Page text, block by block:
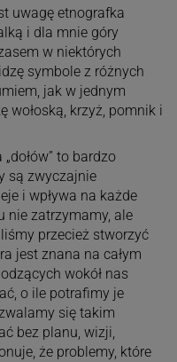
uwagę etnografka
i dla mnie góry
w niektórych
symbole z różnych
jak w jednym
wołoską, krzyż, pomnik i
to bardzo
są zwyczajnie
i wpływa na każde
nie zatrzymamy, ale
przecież stworzyć
jest znana na całym
wokół nas
o ile potrafimy je
się takim
bez planu, wizji,
że problemy, które